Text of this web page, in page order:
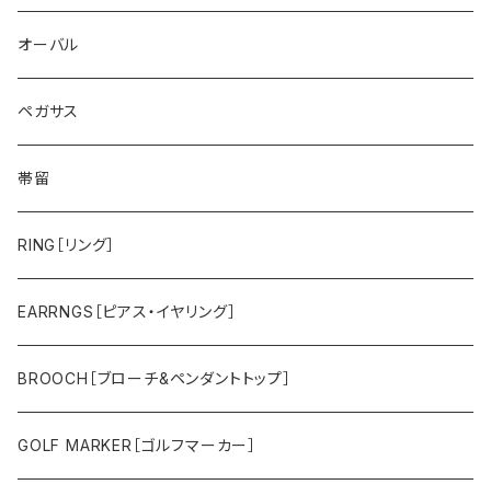
ゴールドライオン
帆船
鷲
タツノオトシゴ
トラ
その他のメンズアイテム
スミレ
バラ
スズラン
カトレア
ユリ
アジサイ
ツバキ
オーバル
ペガサス
帯留
RING［リング］
EARRNGS［ピアス・イヤリング］
BROOCH［ブローチ&ペンダントトップ］
GOLF MARKER［ゴルフマーカー］